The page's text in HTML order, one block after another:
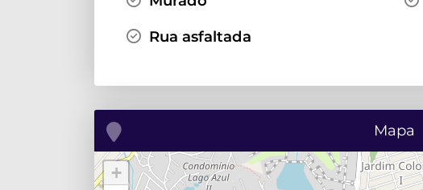
Rua asfaltada
Mapa
+